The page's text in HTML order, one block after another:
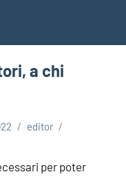
a chi
editor
per poter